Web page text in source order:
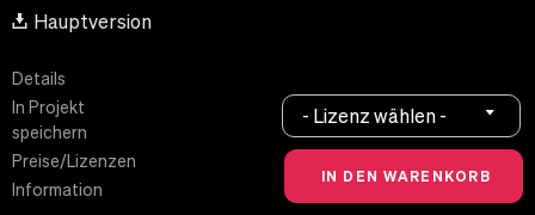
Hauptversion
Details
In Projekt
speichern
Preise/Lizenzen
Information
- Lizenz wählen -